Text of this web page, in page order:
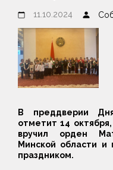
11.10.2024
В преддверии
отметит 14
вручил орден
Минской области и
праздником.